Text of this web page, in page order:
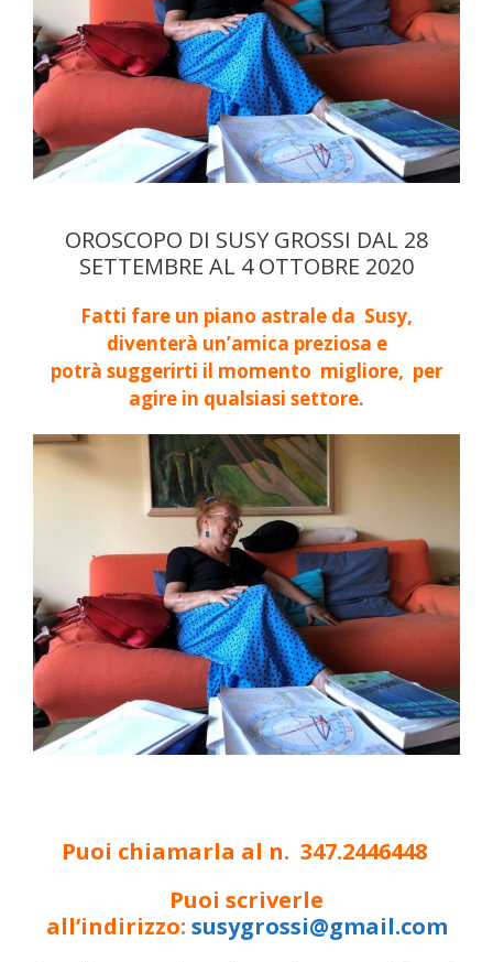
OROSCOPO DI SUSY GROSSI DAL 28
SETTEMBRE AL 4 OTTOBRE 2020
Fatti fare un piano astrale da Susy,
diventerà un’amica preziosa e
potrà suggerirti il momento migliore, per
agire in qualsiasi settore.
Puoi chiamarla al n. 347.2446448
Puoi scriverle
all’indirizzo: susygrossi@gmail.com